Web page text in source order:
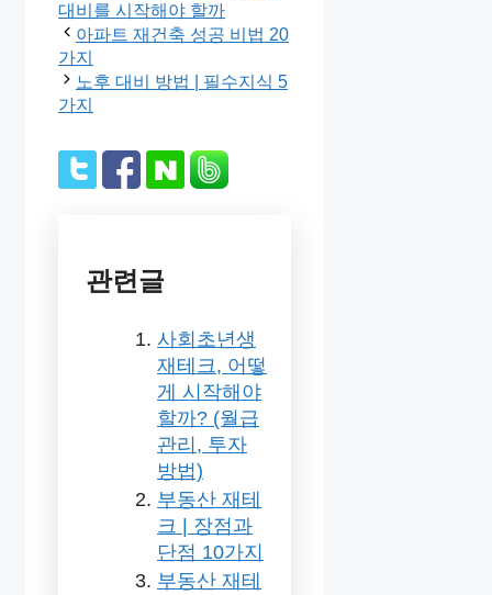
대비를 시작해야 할까
아파트 재건축 성공 비법 20
가지
노후 대비 방법 | 필수지식 5
가지
관련글
사회초년생
재테크, 어떻
게 시작해야
할까? (월급
관리, 투자
방법)
부동산 재테
크 | 장점과
단점 10가지
부동산 재테